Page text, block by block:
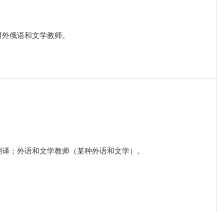
俄语和文学教师。
；外语和文学教师（某种外语和文学）。